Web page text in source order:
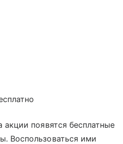
акции появятся бесплатные
Воспользоваться ими